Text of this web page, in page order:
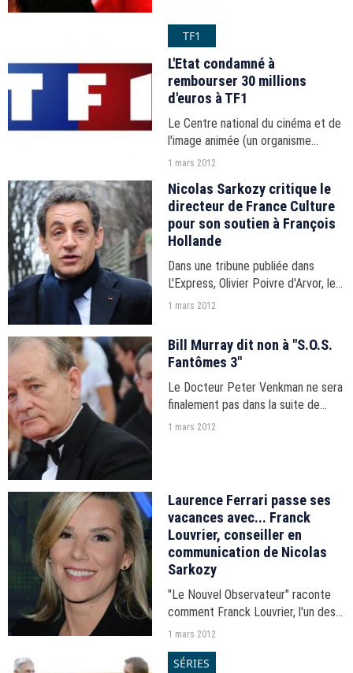
c'est moi", leur répond Marine Le
Pen.TF1
L'Etat condamné à
rembourser 30 millions
d'euros à TF1
Le Centre national du cinéma et de
l'image animée (un organisme
public) a été condamné à
TF1. L'Etat a fait appel de la
décision.
1 mars 2012
Nicolas Sarkozy critique le
directeur de France Culture
pour son soutien à François
Hollande
Dans une tribune publiée dans
L'Express, Olivier Poivre d'Arvor, le
directeur de France Culture
Nicolas Sarkozy a critiqué...
1 mars 2012
Bill Murray dit non à "S.O.S.
Fantômes 3"
Le Docteur Peter Venkman ne sera
finalement pas dans la suite de
"S.O.S. Fantômes". L'acteur Dan
1 mars 2012
Laurence Ferrari passe ses
vacances avec... Franck
Louvrier, conseiller en
communication de Nicolas
Sarkozy
"Le Nouvel Observateur" raconte
comment Franck Louvrier, l'un des
plus proches collaborateurs du
avec Laurence Ferrari, journaliste
1 mars 2012
SÉRIES